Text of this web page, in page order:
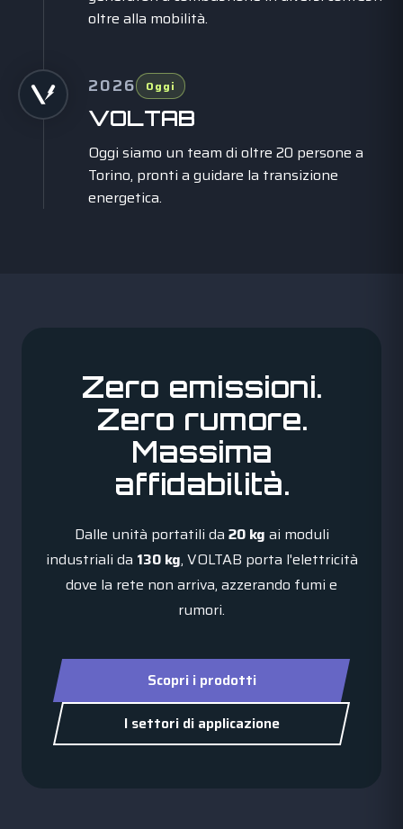
oltre alla mobilità.
2026 Oggi
VOLTAB
Oggi siamo un team di oltre 20 persone a
Torino, pronti a guidare la transizione
energetica.
Zero emissioni.
Zero rumore.
Massima
affidabilità.
Dalle unità portatili da 20 kg ai moduli
industriali da 130 kg, VOLTAB porta l'elettricità
dove la rete non arriva, azzerando fumi e
rumori.
Scopri i prodotti
I settori di applicazione